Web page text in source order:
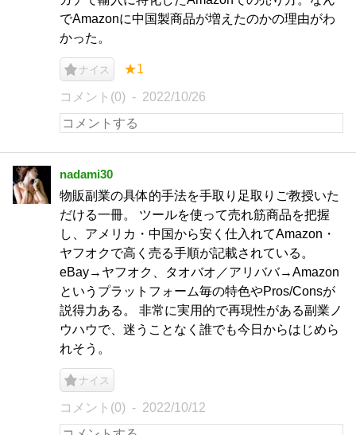
でAmazonに中国製商品が増えたのかの理由がわ
かった。
ナイス ★1
コメント(0) 2022/10/26
nadami30
物販副業の具体的手法を手取り足取りご教授いた
だける一冊。 ツールを使って売れ筋商品を把握
し、アメリカ・中国から安く仕入れてAmazon・
ヤフオクで高く売る手順が記載されている。
eBay→ヤフオク、タオバオ／アリババ→Amazon
というプラットフォーム毎の特色やPros/Consが
説得力ある。 非常に実用的で再現性がある副業ノ
ウハウで、迷うことなく誰でも今日からはじめら
れそう。
ナイス
コメント(0) 2022/10/12